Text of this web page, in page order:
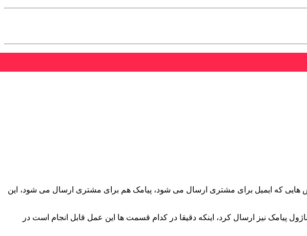
هایی که ایمیل برای مشتری ارسال می شود، پیامک هم برای مشتری ارسال می شود، این
پیامک نیز ارسال کرد، اینکه دقیقا در کدام قسمت ها این عمل قابل انجام است در